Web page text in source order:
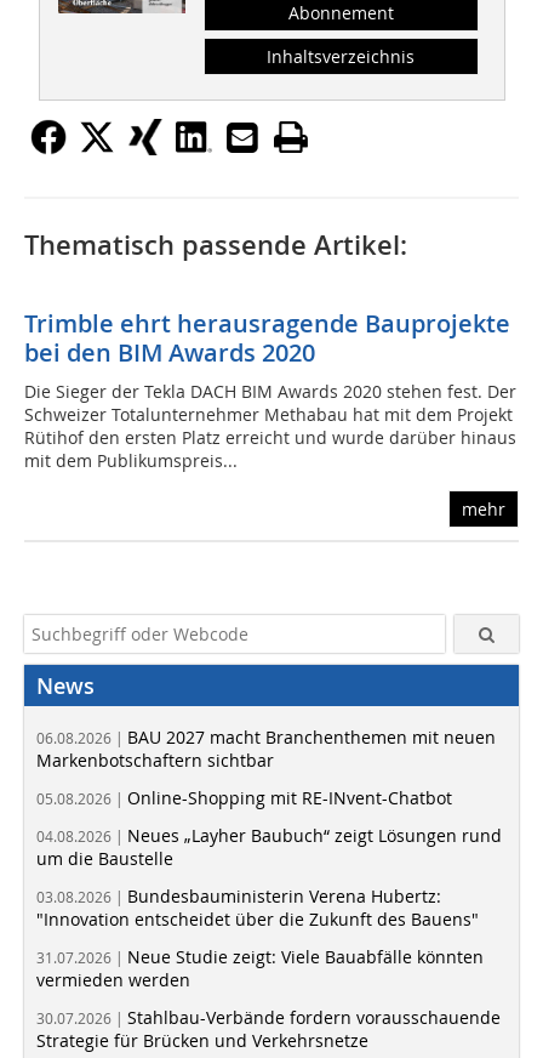
Abonnement
Inhaltsverzeichnis
Thematisch passende Artikel:
Trimble ehrt herausragende Bauprojekte
bei den BIM Awards 2020
Die Sieger der Tekla DACH BIM Awards 2020 stehen fest. Der
Schweizer Totalunternehmer Methabau hat mit dem Projekt
Rütihof den ersten Platz erreicht und wurde darüber hinaus
mit dem Publikumspreis...
mehr
News
06.08.2026 | BAU 2027 macht Branchenthemen mit neuen
Markenbotschaftern sichtbar
05.08.2026 | Online-Shopping mit RE-INvent-Chatbot
04.08.2026 | Neues „Layher Baubuch“ zeigt Lösungen rund
um die Baustelle
03.08.2026 | Bundesbauministerin Verena Hubertz:
"Innovation entscheidet über die Zukunft des Bauens"
31.07.2026 | Neue Studie zeigt: Viele Bauabfälle könnten
vermieden werden
30.07.2026 | Stahlbau-Verbände fordern vorausschauende
Strategie für Brücken und Verkehrsnetze